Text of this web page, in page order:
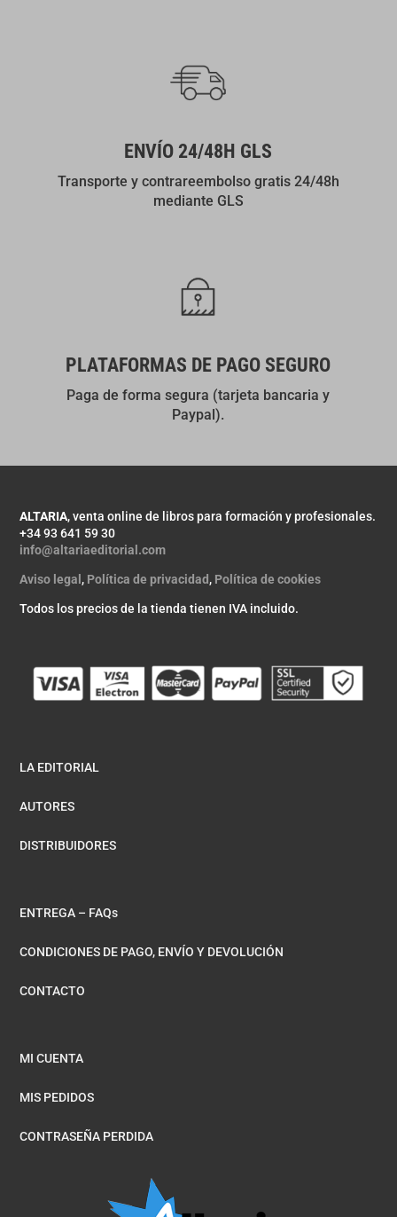
ENVÍO 24/48H GLS
Transporte y contrareembolso gratis 24/48h
mediante GLS
PLATAFORMAS DE PAGO SEGURO
Paga de forma segura (tarjeta bancaria y
Paypal).
ALTARIA, venta online de libros para formación y profesionales.
+34 93 641 59 30
info@altariaeditorial.com
Aviso legal , Política de privacidad , Política de cookies
Todos los precios de la tienda tienen IVA incluido.
LA EDITORIAL
AUTORES
DISTRIBUIDORES
ENTREGA – FAQs
CONDICIONES DE PAGO, ENVÍO Y DEVOLUCIÓN
CONTACTO
MI CUENTA
MIS PEDIDOS
CONTRASEÑA PERDIDA